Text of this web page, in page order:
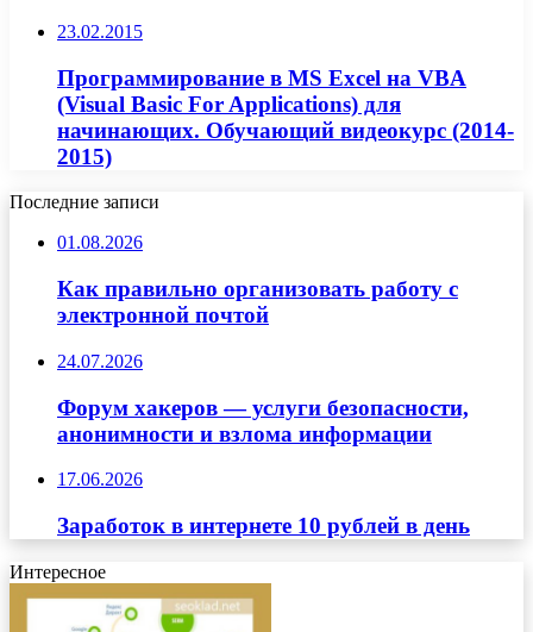
23.02.2015
Программирование в MS Excel на VBA
(Visual Basic For Applications) для
начинающих. Обучающий видеокурс (2014-
2015)
Последние записи
01.08.2026
Как правильно организовать работу с
электронной почтой
24.07.2026
Форум хакеров — услуги безопасности,
анонимности и взлома информации
17.06.2026
Заработок в интернете 10 рублей в день
Интересное